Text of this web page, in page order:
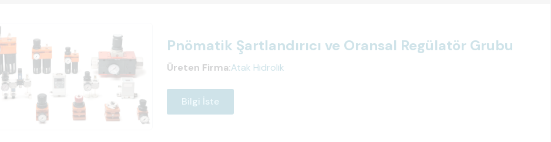
Pnömatik Şartlandırıcı ve Oransal Regülatör Grubu
Üreten Firma:Atak Hidrolik
Bilgi İste